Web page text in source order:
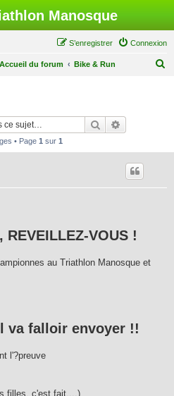
Manosque
Connexion
S’enregistrer
Accueil du forum Bike & Run
Rechercher
• Page 1 sur 1
REVEILLEZ-VOUS !
au Triathlon Manosque et
va falloir envoyer !!
l'?preuve
filles, c'est fait....)